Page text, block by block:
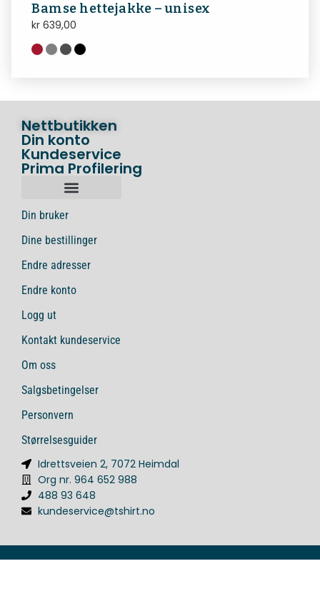
Bamse hettejakke – unisex
kr 639,00
Nettbutikken
Din konto
Kundeservice
Prima Profilering
Din bruker
Dine bestillinger
Endre adresser
Endre konto
Logg ut
Kontakt kundeservice
Om oss
Salgsbetingelser
Personvern
Størrelsesguider
Idrettsveien 2, 7072 Heimdal
Org nr. 964 652 988
488 93 648
kundeservice@tshirt.no